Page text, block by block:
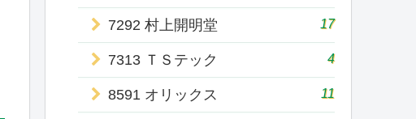
7292 村上開明堂 17
7313 ＴＳテック 4
8591 オリックス 11